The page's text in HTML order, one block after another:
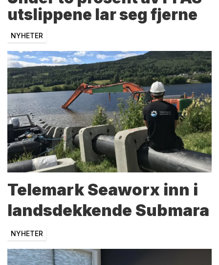
utslippene lar seg fjerne
NYHETER
Telemark Seaworx inn i
landsdekkende Submara
NYHETER